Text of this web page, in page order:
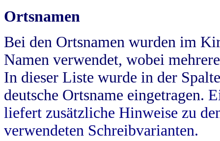
Ortsnamen
Bei den Ortsnamen wurden im
Namen verwendet, wobei
In dieser Liste wurde in der
deutsche Ortsname eingetragen.
liefert zusätzliche Hinweise zu
verwendeten Schreibvarianten.